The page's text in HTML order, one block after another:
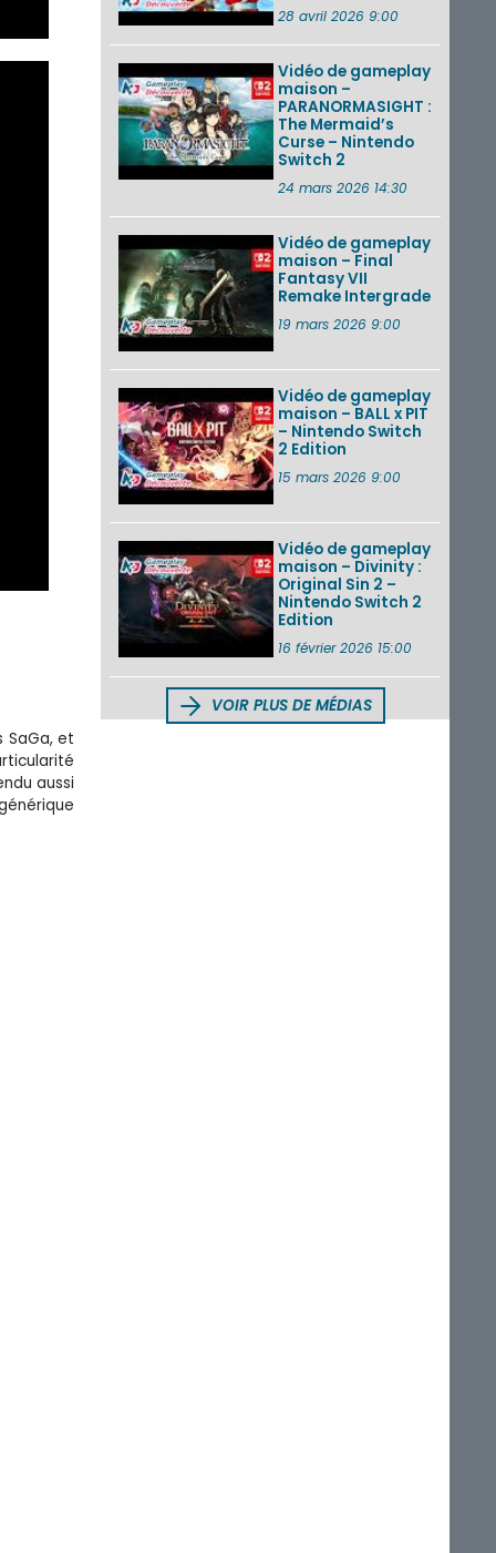
SaGa, et
aussi
28 avril 2026 9:00
Vidéo de gameplay
maison –
PARANORMASIGHT :
The Mermaid’s
Curse – Nintendo
Switch 2
24 mars 2026 14:30
Vidéo de gameplay
maison – Final
Fantasy VII
Remake Intergrade
19 mars 2026 9:00
Vidéo de gameplay
maison – BALL x PIT
– Nintendo Switch
2 Edition
15 mars 2026 9:00
Vidéo de gameplay
maison – Divinity :
Original Sin 2 –
Nintendo Switch 2
Edition
16 février 2026 15:00
VOIR PLUS DE MÉDIAS